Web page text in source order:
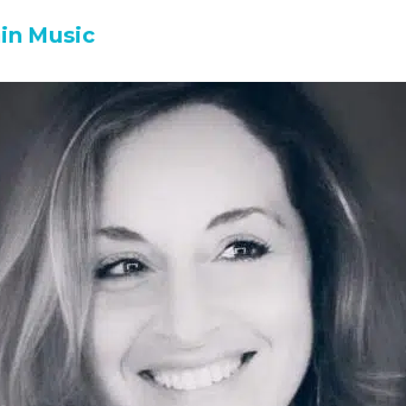
Music